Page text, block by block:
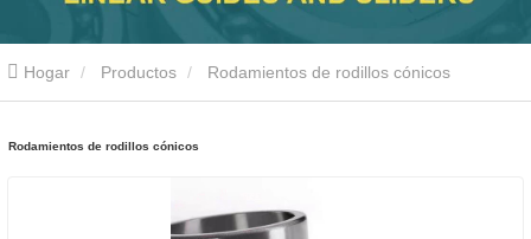
Hogar Productos Rodamientos de rodillos cónicos
Rodamientos de rodillos cónicos